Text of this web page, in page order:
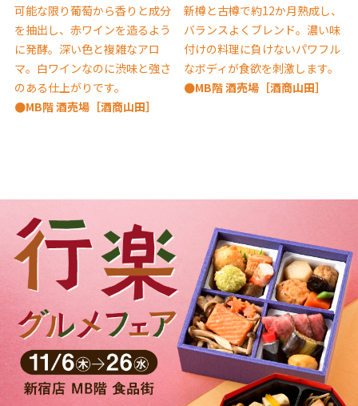
可能な限り葡萄から香りと成分
を抽出し、赤ワインを造るよう
に発酵。深い色と複雑なアロ
マ。白ワインなのに渋味と強さ
のある仕上がりです。
●MB階 酒売場［酒商山田］
新樽と古樽で約12か月熟成し、
バランスよくブレンド。濃い味
付けの料理に負けないパワフル
なボディが食欲を刺激します。
●MB階 酒売場［酒商山田］